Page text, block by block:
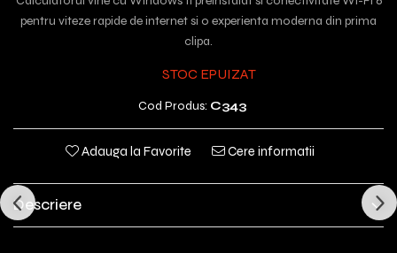
pentru viteze rapide de internet si o experienta moderna din prima
clipa.
STOC EPUIZAT
Cod Produs: C343
Adauga la Favorite Cere informatii
Descriere